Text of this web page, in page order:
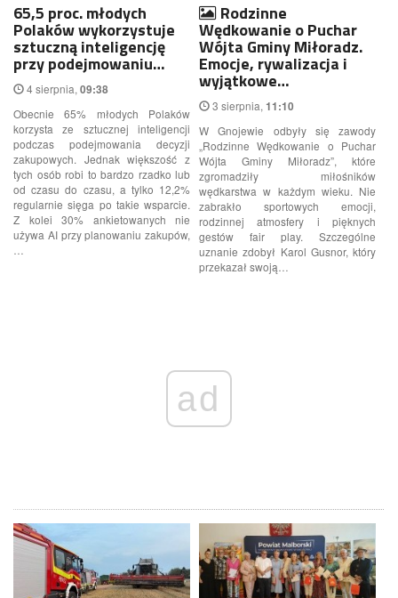
65,5 proc. młodych
Polaków wykorzystuje
sztuczną inteligencję
przy podejmowaniu…
4 sierpnia, 09:38
Obecnie 65% młodych Polaków
korzysta ze sztucznej inteligencji
podczas podejmowania decyzji
zakupowych. Jednak większość z
tych osób robi to bardzo rzadko lub
od czasu do czasu, a tylko 12,2%
regularnie sięga po takie wsparcie.
Z kolei 30% ankietowanych nie
używa AI przy planowaniu zakupów,
…
Rodzinne
Wędkowanie o Puchar
Wójta Gminy Miłoradz.
Emocje, rywalizacja i
wyjątkowe…
3 sierpnia, 11:10
W Gnojewie odbyły się zawody
„Rodzinne Wędkowanie o Puchar
Wójta Gminy Miłoradz”, które
zgromadziły miłośników
wędkarstwa w każdym wieku. Nie
zabrakło sportowych emocji,
rodzinnej atmosfery i pięknych
gestów fair play. Szczególne
uznanie zdobył Karol Gusnor, który
przekazał swoją…
ad